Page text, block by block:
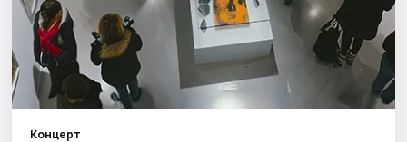
Концерт